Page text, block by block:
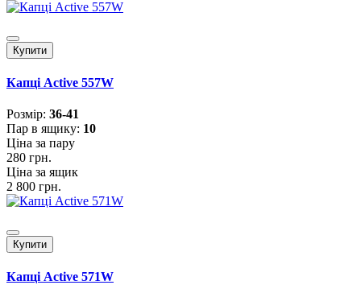
Купити
Капці Active 557W
Розмiр: 36-41
Пар в ящику: 10
Ціна за пару
280 грн.
Ціна за ящик
2 800 грн.
Купити
Капці Active 571W